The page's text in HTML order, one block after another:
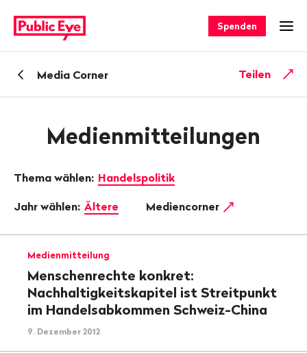
auf
publiceye.ch
Spenden
ZurückMedia Corner Teilen
Medienmitteilungen
Thema wählen: Handelspolitik
Jahr wählen: Ältere Mediencorner
Medienmitteilung
Menschenrechte konkret:
Nachhaltigkeitskapitel ist Streitpunkt
im Handelsabkommen Schweiz-China
9. Dezember 2012